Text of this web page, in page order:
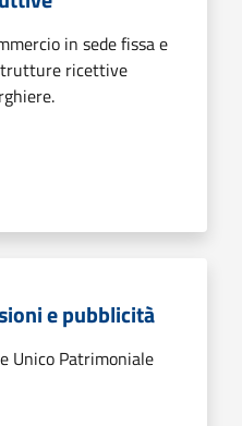
in sede fissa e
ricettive
e pubblicità
Unico Patrimoniale